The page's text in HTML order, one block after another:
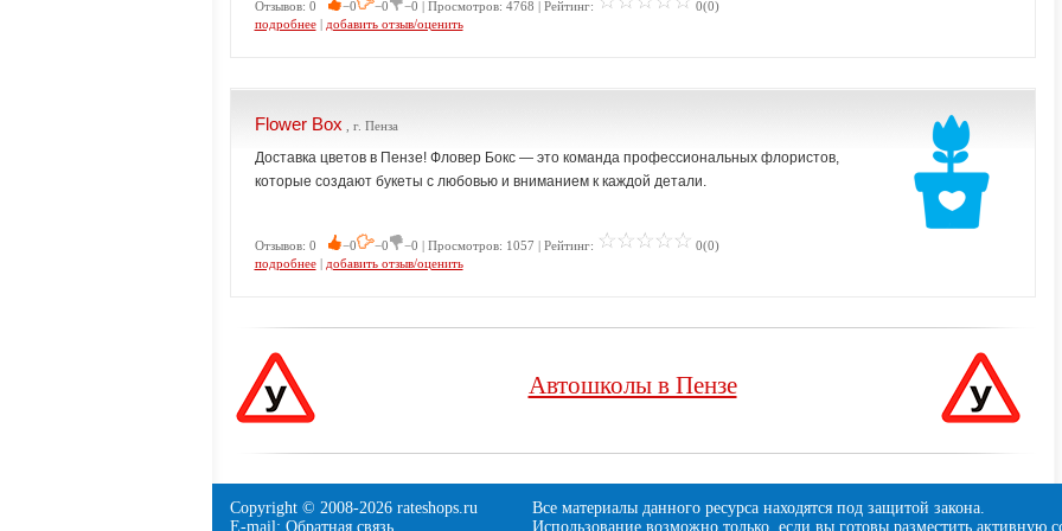
Отзывов: 0 −0 −0 −0 | Просмотров: 4768 | Рейтинг:
0(0)
подробнее| добавить отзыв/оценить
Flower Box , г. Пенза
Доставка цветов в Пензе! Фловер Бокс — это команда профессиональных флористов,
которые создают букеты с любовью и вниманием к каждой детали.
Отзывов: 0 −0 −0 −0 | Просмотров: 1057 | Рейтинг:
0(0)
подробнее| добавить отзыв/оценить
Автошколы в Пензе
Copyright © 2008-2026 rateshops.ru
E-mail: Обратная связь
Все материалы данного ресурса находятся под защитой закона.
Использование возможно только, если вы готовы разместить активную